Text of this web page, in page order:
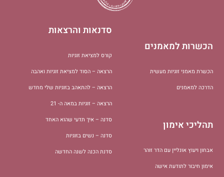
הכשרות למאמנים
הכשרת מאמני זוגיות מעשית
הדרכה למאמנים
תהליכי אימון
אבחון ויעוץ אונליין עם הדר זוהר
אימון חיבור לתודעת אישה
סדנאות והרצאות
קורס למציאת זוגיות
הרצאה – הסוד למציאת זוגיות ואהבה
הרצאה – להתאהב בזוגיות שלי מחדש
הרצאה – זוגיות במאה ה- 21
סדנה – איך תדעי שהוא האחד
סדנה – נשים בזוגיות
סדנת הכנה לשנה החדשה